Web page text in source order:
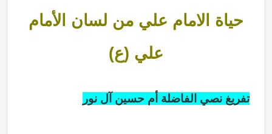
حياة الامام علي من لسان الأمام
علي (ع)
تفريغ نصي الفاضلة أم حسين آل نور